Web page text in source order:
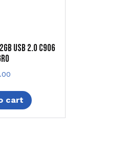
USB 2.0 C906
cart